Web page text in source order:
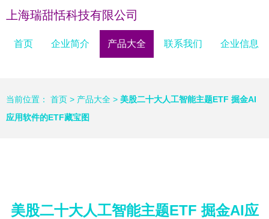
上海瑞甜恬科技有限公司
首页 企业简介 产品大全 联系我们 企业信息
当前位置： 首页 > 产品大全 > 美股二十大人工智能主题ETF 掘金AI
应用软件的ETF藏宝图
美股二十大人工智能主题ETF 掘金AI应